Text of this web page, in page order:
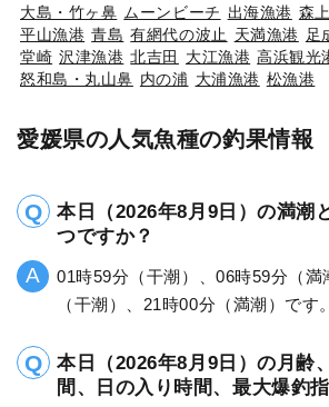
大島・竹ヶ鼻 ムーンビーチ 出海漁港 森
平山漁港 青島 有網代の波止 天満漁港 足
堂崎 沢津漁港 北吉田 大江漁港 高浜観光
怒和島・丸山鼻 内の浦 大浦漁港 松漁港
愛媛県の人気魚種の釣果情報
本日（2026年8月9日）の満潮
つですか？
01時59分（干潮）、06時59分（満
（干潮）、21時00分（満潮）です。
本日（2026年8月9日）の月齢
間、日の入り時間、最大爆釣